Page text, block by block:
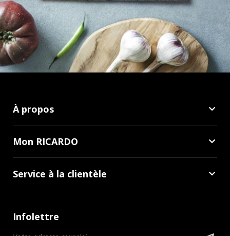
À propos
Mon RICARDO
Service à la clientèle
Infolettre